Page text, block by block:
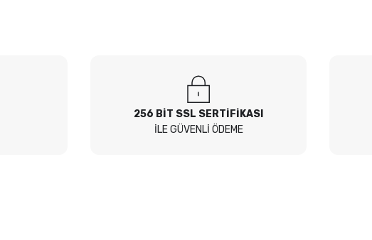
256 BİT SSL SERTİFİKASI
İLE GÜVENLİ ÖDEME